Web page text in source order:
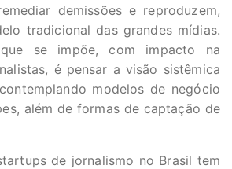
demissões e reproduzem,
tradicional das grandes mídias.
se impõe, com impacto na
é pensar a visão sistêmica
modelos de negócio
além de formas de captação de
de jornalismo no Brasil tem